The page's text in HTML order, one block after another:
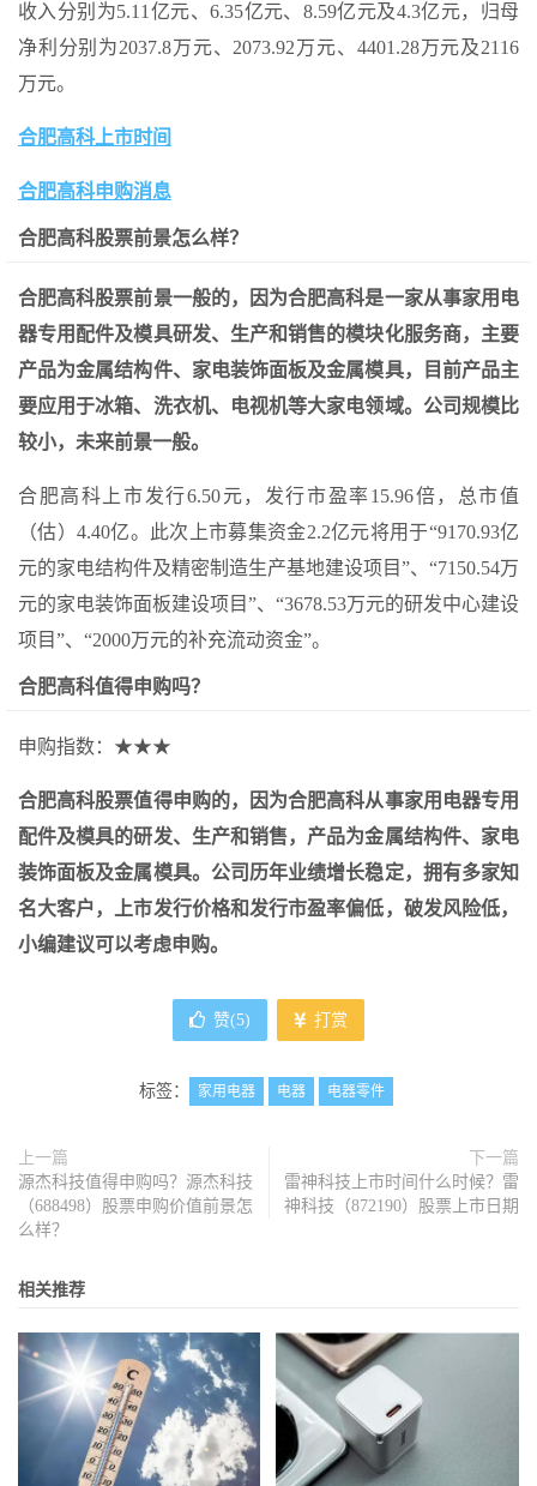
收入分别为5.11亿元、6.35亿元、8.59亿元及4.3亿元，归母
净利分别为2037.8万元、2073.92万元、4401.28万元及2116
万元。
合肥高科上市时间
合肥高科申购消息
合肥高科股票前景怎么样？
合肥高科股票前景一般的，因为合肥高科是一家从事家用电
器专用配件及模具研发、生产和销售的模块化服务商，主要
产品为金属结构件、家电装饰面板及金属模具，目前产品主
要应用于冰箱、洗衣机、电视机等大家电领域。公司规模比
较小，未来前景一般。
合肥高科上市发行6.50元，发行市盈率15.96倍，总市值
（估）4.40亿。此次上市募集资金2.2亿元将用于“9170.93亿
元的家电结构件及精密制造生产基地建设项目”、“7150.54万
元的家电装饰面板建设项目”、“3678.53万元的研发中心建设
项目”、“2000万元的补充流动资金”。
合肥高科值得申购吗？
申购指数：★★★
合肥高科股票值得申购的，因为合肥高科从事家用电器专用
配件及模具的研发、生产和销售，产品为金属结构件、家电
装饰面板及金属模具。公司历年业绩增长稳定，拥有多家知
名大客户，上市发行价格和发行市盈率偏低，破发风险低，
小编建议可以考虑申购。
赞(5) 打赏
标签： 家用电器 电器 电器零件
上一篇
源杰科技值得申购吗？源杰科技
（688498）股票申购价值前景怎
么样？
下一篇
雷神科技上市时间什么时候？雷
神科技（872190）股票上市日期
相关推荐